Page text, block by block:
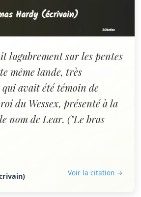
lugubrement sur les pentes
même lande, très
avait été témoin de
du Wessex, présenté à la
nom de Lear. ("Le bras
Voir la citation →